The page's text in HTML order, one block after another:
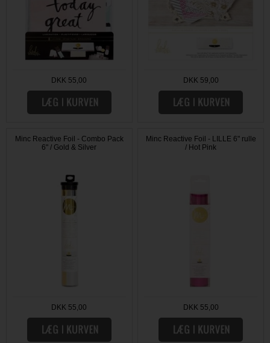
DKK 55,00 DKK 59,00
Minc Reactive Foil - Combo Pack
6" / Gold & Silver
DKK 55,00
Minc Reactive Foil - LILLE 6" rulle
/ Hot Pink
DKK 55,00